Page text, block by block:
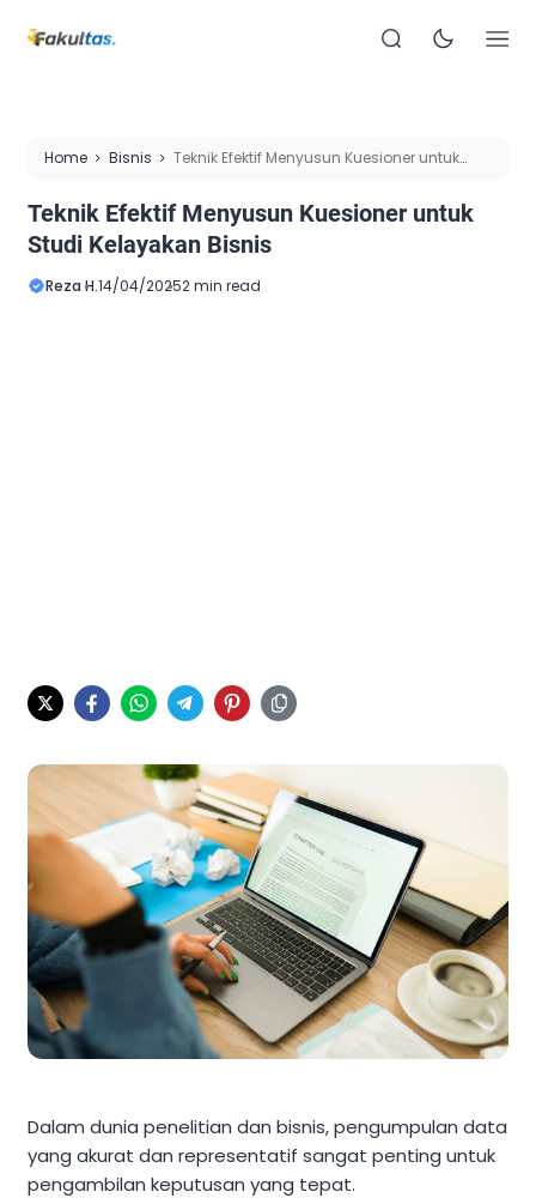
Home Bisnis
Teknik Efektif Menyusun Kuesioner untuk
Teknik Efektif Menyusun Kuesioner untuk
Studi Kelayakan Bisnis
Reza H.14/04/20252 min read
Dalam dunia penelitian dan bisnis, pengumpulan data
yang akurat dan representatif sangat penting untuk
pengambilan keputusan yang tepat.